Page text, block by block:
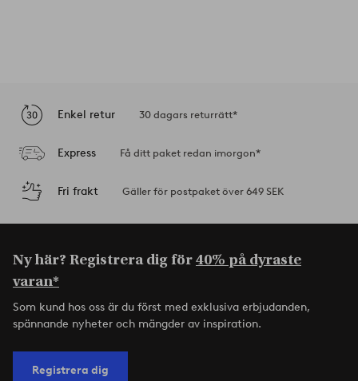
Enkel retur 30 dagars returrätt*
Express Få ditt paket redan imorgon*
Fri frakt Gäller för postpaket över 649 SEK
Ny här? Registrera dig för40% på dyraste
varan*
Som kund hos oss är du först med exklusiva erbjudanden,
spännande nyheter och mängder av inspiration.
Registrera dig